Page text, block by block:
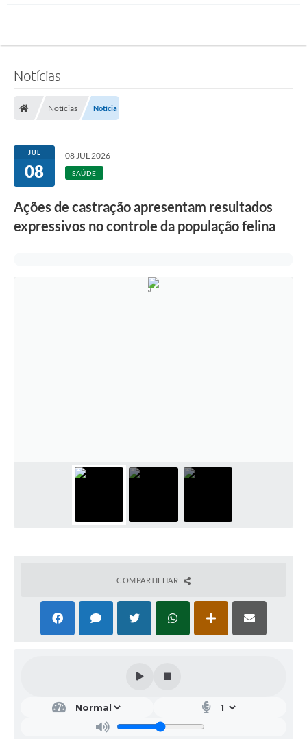
Notícias
Notícias Notícia
JUL
08
08 JUL 2026
SAÚDE
Ações de castração apresentam resultados
expressivos no controle da população felina
COMPARTILHAR